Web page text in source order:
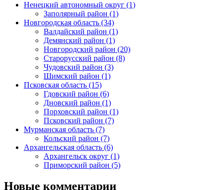
Ненецкий автономный округ (1)
Заполярный район (1)
Новгородская область (34)
Валдайский район (1)
Демянский район (1)
Новгородский район (20)
Старорусский район (8)
Чудовский район (3)
Шимский район (1)
Псковская область (15)
Гдовский район (6)
Дновский район (1)
Порховский район (1)
Псковский район (7)
Мурманская область (7)
Кольский район (7)
Архангельская область (6)
Архангельск округ (1)
Приморский район (5)
Новые комментарии